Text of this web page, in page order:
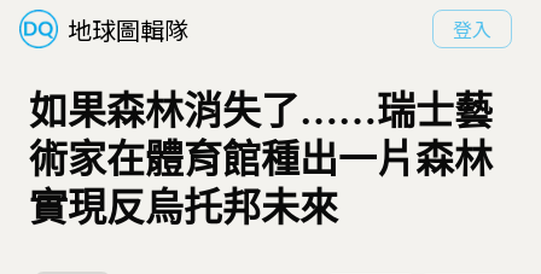
地球圖輯隊 登入
如果森林消失了……瑞士藝
術家在體育館種出一片森林
實現反烏托邦未來